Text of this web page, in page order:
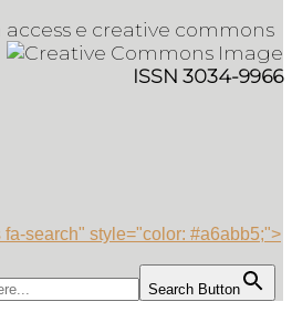
access e creative commons
ISSN 3034-9966
search" style="color: #a6abb5;">
Search Button